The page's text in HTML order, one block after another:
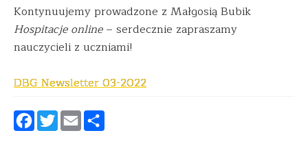
Kontynuujemy prowadzone z Małgosią Bubik
Hospitacje online– serdecznie zapraszamy
nauczycieli z uczniami!
DBG Newsletter 03-2022
Facebook
Twitter
Email